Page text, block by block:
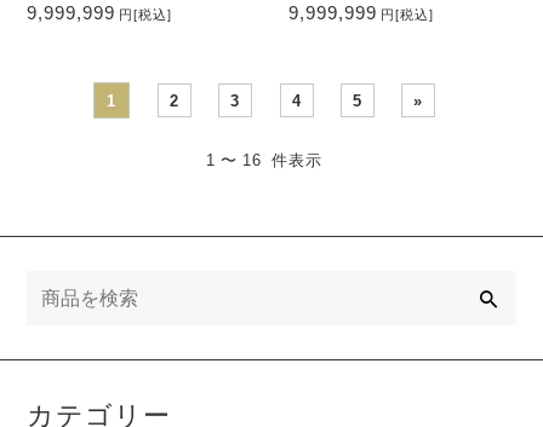
CEEHOR-BZ4_COCA
9,999,999 円[税込]
レザー トップマーク無し
9,999,999 円[税込]
1 2 3 4 5 »
1 〜 16 件表示
カテゴリー